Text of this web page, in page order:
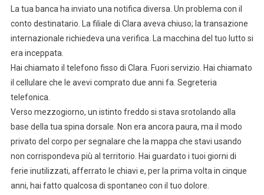
La tua banca ha inviato una notifica diversa. Un problema con il
conto destinatario. La filiale di Clara aveva chiuso; la transazione
internazionale richiedeva una verifica. La macchina del tuo lutto si
era inceppata.
Hai chiamato il telefono fisso di Clara. Fuori servizio. Hai chiamato
il cellulare che le avevi comprato due anni fa. Segreteria
telefonica.
Verso mezzogiorno, un istinto freddo si stava srotolando alla
base della tua spina dorsale. Non era ancora paura, ma il modo
privato del corpo per segnalare che la mappa che stavi usando
non corrispondeva più al territorio. Hai guardato i tuoi giorni di
ferie inutilizzati, afferrato le chiavi e, per la prima volta in cinque
anni, hai fatto qualcosa di spontaneo con il tuo dolore.